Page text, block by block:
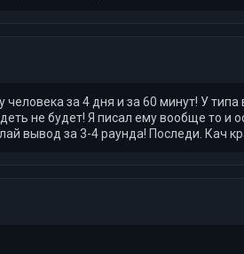
за 4 дня и за 60 минут! У
не будет! Я писал ему вообще то
вывод за 3-4 раунда! Последи. Кач